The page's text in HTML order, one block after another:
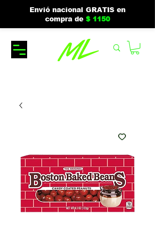
Envió nacional GRATIS en
compra de $ 1150